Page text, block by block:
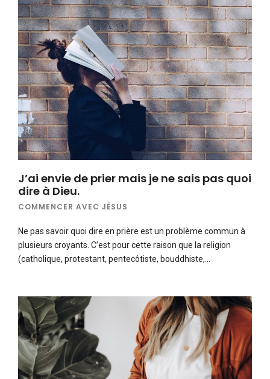
J’ai envie de prier mais je ne sais pas quoi
dire à Dieu.
COMMENCER AVEC JÉSUS
Ne pas savoir quoi dire en prière est un problème commun à
plusieurs croyants. C’est pour cette raison que la religion
(catholique, protestant, pentecôtiste, bouddhiste,…